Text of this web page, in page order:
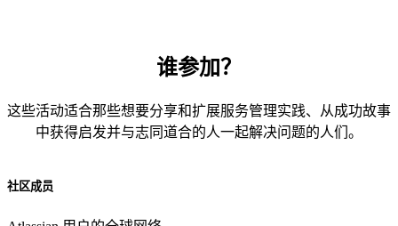
谁参加？
这些活动适合那些想要分享和扩展服务管理实践、从成功故事
中获得启发并与志同道合的人一起解决问题的人们。
社区成员